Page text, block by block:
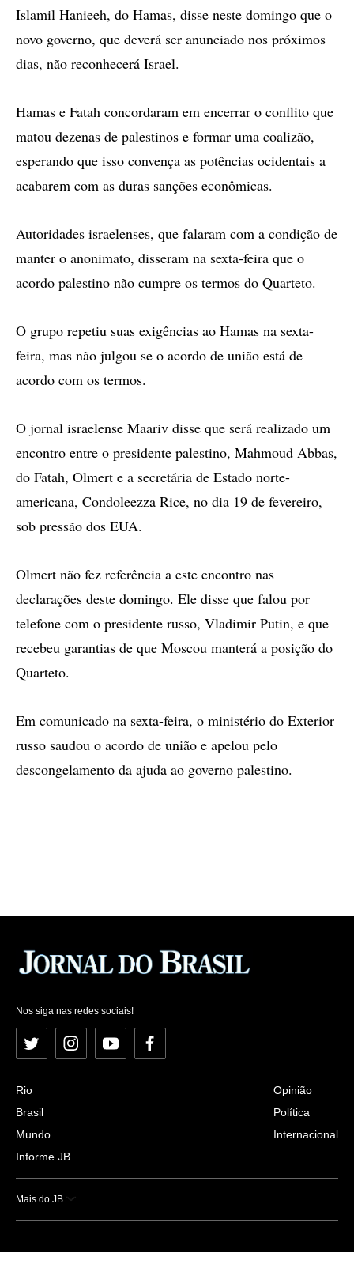
Islamil Hanieeh, do Hamas, disse neste domingo que o
novo governo, que deverá ser anunciado nos próximos
dias, não reconhecerá Israel.
Hamas e Fatah concordaram em encerrar o conflito que
matou dezenas de palestinos e formar uma coalizão,
esperando que isso convença as potências ocidentais a
acabarem com as duras sanções econômicas.
Autoridades israelenses, que falaram com a condição de
manter o anonimato, disseram na sexta-feira que o
acordo palestino não cumpre os termos do Quarteto.
O grupo repetiu suas exigências ao Hamas na sexta-
feira, mas não julgou se o acordo de união está de
acordo com os termos.
O jornal israelense Maariv disse que será realizado um
encontro entre o presidente palestino, Mahmoud Abbas,
do Fatah, Olmert e a secretária de Estado norte-
americana, Condoleezza Rice, no dia 19 de fevereiro,
sob pressão dos EUA.
Olmert não fez referência a este encontro nas
declarações deste domingo. Ele disse que falou por
telefone com o presidente russo, Vladimir Putin, e que
recebeu garantias de que Moscou manterá a posição do
Quarteto.
Em comunicado na sexta-feira, o ministério do Exterior
russo saudou o acordo de união e apelou pelo
descongelamento da ajuda ao governo palestino.
Nos siga nas redes sociais!
Twitter InstagramYouTubeFacebook
Rio
Brasil
Mundo
Informe JB
Opinião
Política
Internacional
Mais do JB
Esportes